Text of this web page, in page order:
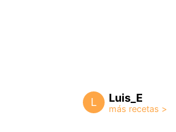
L Luis_E